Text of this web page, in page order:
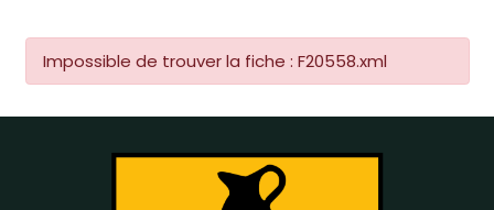
Impossible de trouver la fiche : F20558.xml